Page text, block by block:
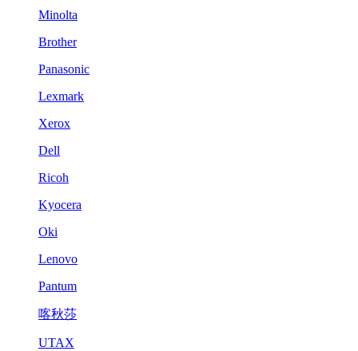
Minolta
Brother
Panasonic
Lexmark
Xerox
Dell
Ricoh
Kyocera
Oki
Lenovo
Pantum
喀秋莎
UTAX